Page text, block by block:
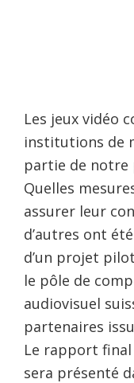
Les jeux vidéo
institutions de
partie de notre
Quelles
assurer leur
d’autres ont
d’un projet
le pôle de
audiovisuel
partenaires
Le rapport
sera présenté